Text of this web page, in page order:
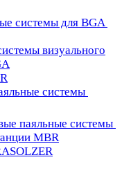
системы для BGA
визуального
системы
паяльные системы
MBR